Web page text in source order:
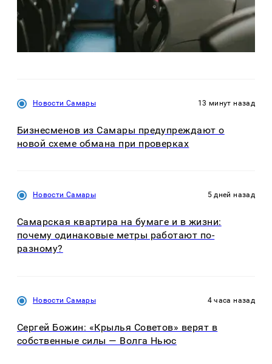
Новости Самары 13 минут назад
Бизнесменов из Самары предупреждают о
новой схеме обмана при проверках
Новости Самары 5 дней назад
Самарская квартира на бумаге и в жизни:
почему одинаковые метры работают по-
разному?
Новости Самары 4 часа назад
Сергей Божин: «Крылья Советов» верят в
собственные силы — Волга Ньюс